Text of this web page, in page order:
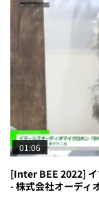
01:06
[Inter BEE 2022] イ
- 株式会社オーディ